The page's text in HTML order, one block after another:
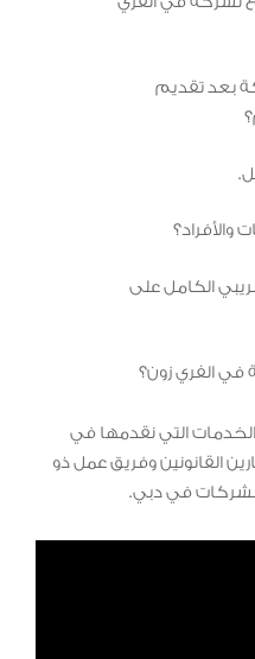
بعد تقديم
الكامل على
الفري زون؟
التي نقدمها في
القانونين وفريق عمل ذو
في دبي.